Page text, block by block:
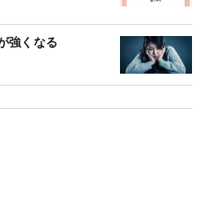
強くなる